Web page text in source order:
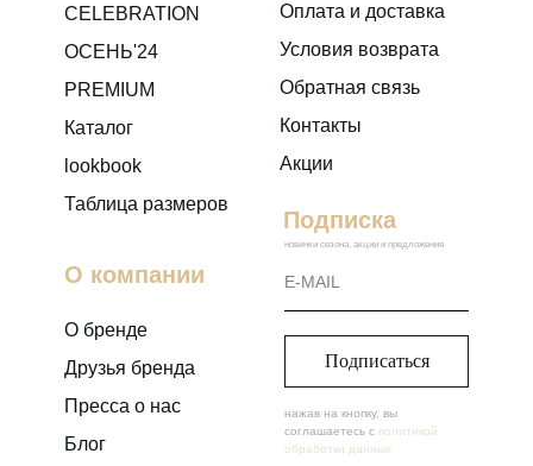
CELEBRATION
ОСЕНЬ'24
PREMIUM
Каталог
lookbook
Таблица размеров
Оплата и доставка
Условия возврата
Обратная связь
Контакты
Акции
О бренде
Друзья бренда
Пресса о нас
Блог
О компании
Подписаться
Подписка
нажав на кнопку, вы
соглашаетесь с политикой
обработки данных
новинки сезона, акции и предложения